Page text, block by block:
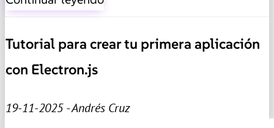
Tutorial para crear tu primera aplicación
con Electron.js
19-11-2025 - Andrés Cruz